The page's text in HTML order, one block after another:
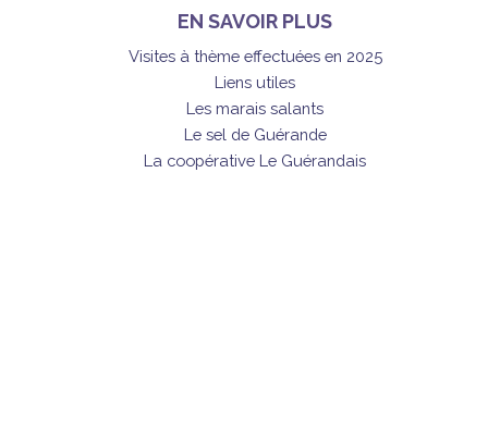
EN SAVOIR PLUS
Visites à thème effectuées en 2025
Liens utiles
Les marais salants
Le sel de Guérande
La coopérative Le Guérandais